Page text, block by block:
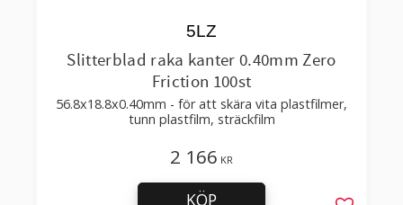
Slitterblad raka kanter 0.40mm Zero
Friction 100st
56.8x18.8x0.40mm - för att skära vita plastfilmer,
tunn plastfilm, sträckfilm
5LZ
2 166 KR
KÖP